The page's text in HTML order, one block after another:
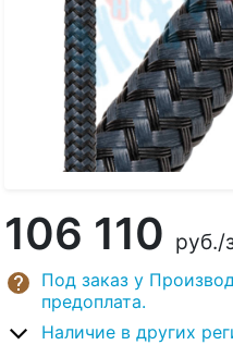
106 110 руб./
Под заказ у
предоплата.
Наличие в других